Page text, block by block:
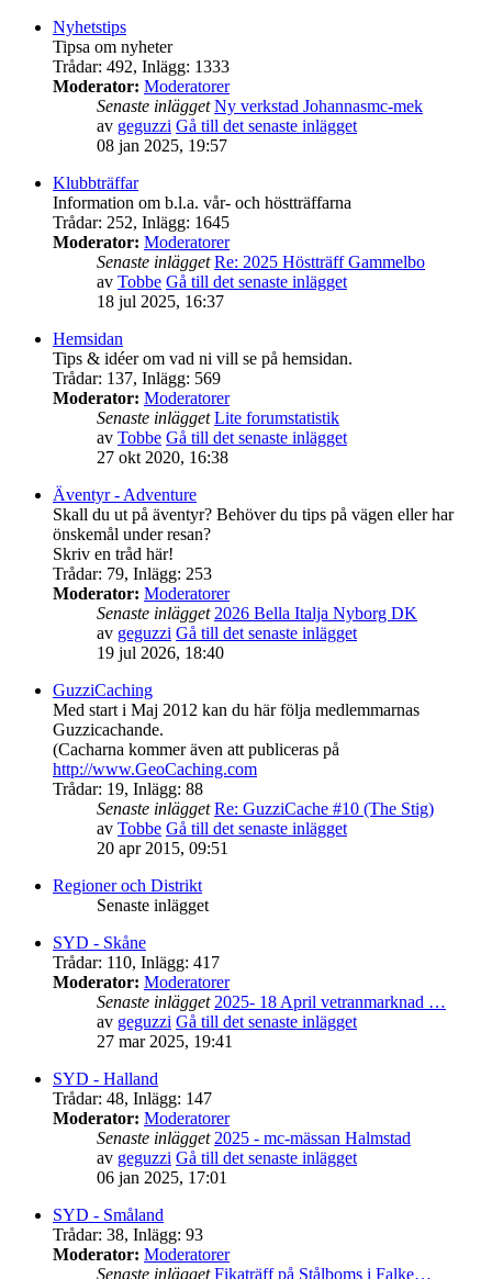
Nyhetstips
Tipsa om nyheter
Trådar: 492, Inlägg: 1333
Moderator: Moderatorer
Senaste inlägget Ny verkstad Johannasmc-mek
av geguzzi Gå till det senaste inlägget
08 jan 2025, 19:57
Klubbträffar
Information om b.l.a. vår- och höstträffarna
Trådar: 252, Inlägg: 1645
Moderator: Moderatorer
Senaste inlägget Re: 2025 Höstträff Gammelbo
av Tobbe Gå till det senaste inlägget
18 jul 2025, 16:37
Hemsidan
Tips & idéer om vad ni vill se på hemsidan.
Trådar: 137, Inlägg: 569
Moderator: Moderatorer
Senaste inlägget Lite forumstatistik
av Tobbe Gå till det senaste inlägget
27 okt 2020, 16:38
Äventyr - Adventure
Skall du ut på äventyr? Behöver du tips på vägen eller har
önskemål under resan?
Skriv en tråd här!
Trådar: 79, Inlägg: 253
Moderator: Moderatorer
Senaste inlägget 2026 Bella Italja Nyborg DK
av geguzzi Gå till det senaste inlägget
19 jul 2026, 18:40
GuzziCaching
Med start i Maj 2012 kan du här följa medlemmarnas
Guzzicachande.
(Cacharna kommer även att publiceras på
http://www.GeoCaching.com
Trådar: 19, Inlägg: 88
Senaste inlägget Re: GuzziCache #10 (The Stig)
av Tobbe Gå till det senaste inlägget
20 apr 2015, 09:51
Regioner och Distrikt
Senaste inlägget
SYD - Skåne
Trådar: 110, Inlägg: 417
Moderator: Moderatorer
Senaste inlägget 2025- 18 April vetranmarknad …
av geguzzi Gå till det senaste inlägget
27 mar 2025, 19:41
SYD - Halland
Trådar: 48, Inlägg: 147
Moderator: Moderatorer
Senaste inlägget 2025 - mc-mässan Halmstad
av geguzzi Gå till det senaste inlägget
06 jan 2025, 17:01
SYD - Småland
Trådar: 38, Inlägg: 93
Moderator: Moderatorer
Senaste inlägget Fikaträff på Stålboms i Falke…